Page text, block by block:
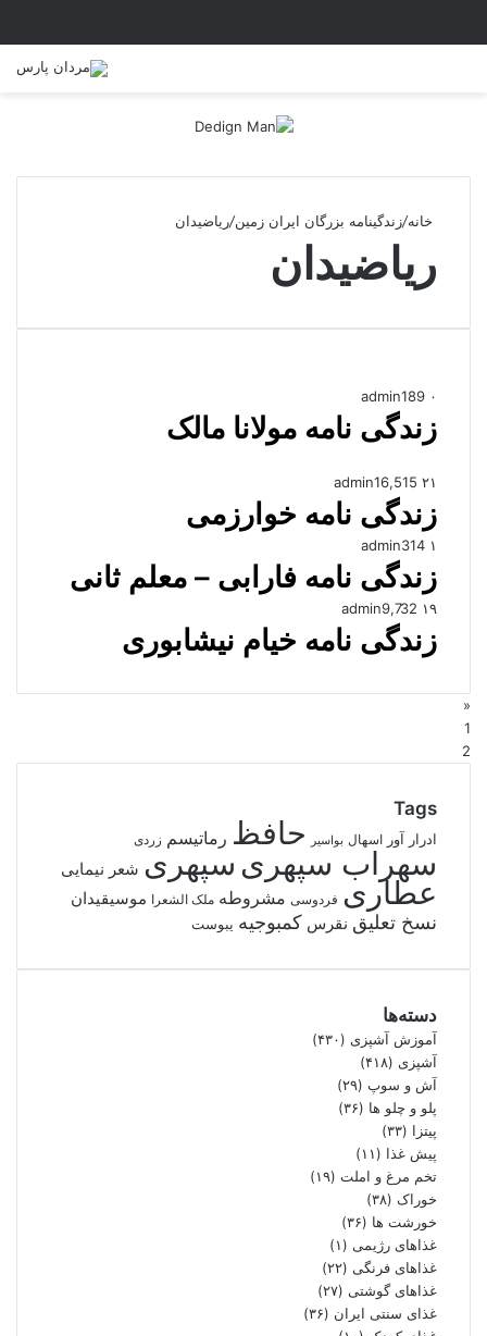
خانه/زندگینامه بزرگان ایران زمین/ریاضیدان
ریاضیدان
admin ۰
زندگی نامه مولانا مالک
admin ۲۱
زندگی نامه خوارزمی
admin ۱
زندگی نامه فارابی – معلم ثانی
admin ۱۹
زندگی نامه خیام نیشابوری
«
1
2
Tags
ادرار آور اسهال بواسیر حافظ رماتیسم زردی
سهراب سپهری سپهری شعر نیمایی
عطاری فردوسی مشروطه ملک الشعرا موسیقیدان
نسخ تعلیق نقرس کمبوجیه یبوست
دسته‌ها
آموزش آشپزی (۴۳۰)
آشپزی (۴۱۸)
آش و سوپ (۲۹)
پلو و چلو ها (۳۶)
پیتزا (۳۳)
پیش غذا (۱۱)
تخم مرغ و املت (۱۹)
خوراک (۳۸)
خورشت ها (۳۶)
غذاهای رژیمی (۱)
غذاهای فرنگی (۲۲)
غذاهای گوشتی (۲۷)
غذای سنتی ایران (۳۶)